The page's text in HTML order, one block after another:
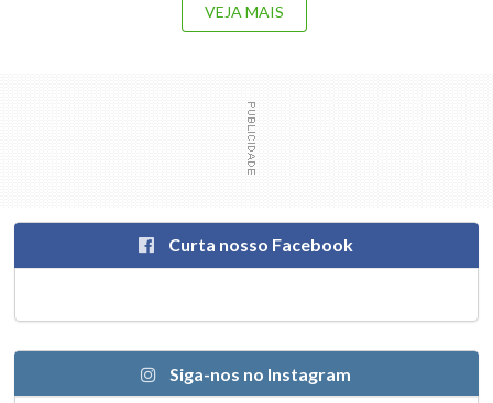
VEJA MAIS
Curta nosso Facebook
Siga-nos no Instagram